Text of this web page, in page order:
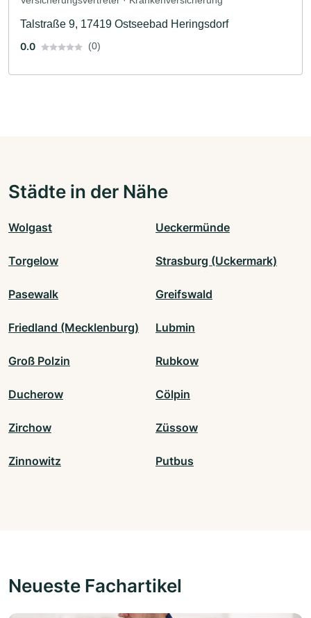
Talstraße 9, 17419 Ostseebad Heringsdorf
0.0
(0)
Städte in der Nähe
Wolgast Ueckermünde
Torgelow Strasburg (Uckermark)
Pasewalk Greifswald
Friedland (Mecklenburg) Lubmin
Groß Polzin Rubkow
Ducherow Cölpin
Zirchow Züssow
Zinnowitz Putbus
Neueste Fachartikel